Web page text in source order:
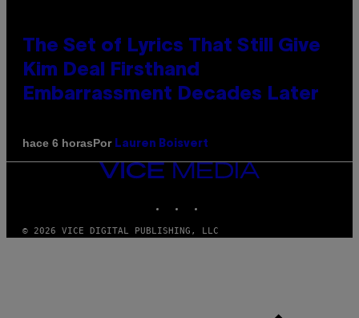
The Set of Lyrics That Still Give
Kim Deal Firsthand
Embarrassment Decades Later
hace 6 horasPor Lauren Boisvert
VICE
MEDIA
© 2026 VICE DIGITAL PUBLISHING, LLC